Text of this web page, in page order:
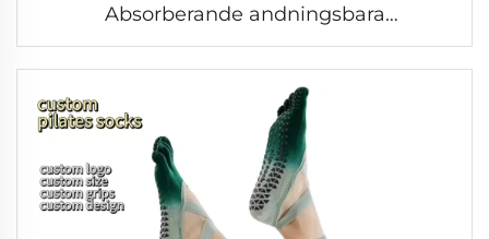
Absorberande andningsbara
bomullstrumpor Sportstrumpor